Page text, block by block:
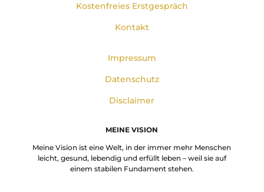
Kostenfreies Erstgespräch
Kontakt
Impressum
Datenschutz
Disclaimer
MEINE VISION
Meine Vision ist eine Welt, in der immer mehr Menschen
leicht, gesund, lebendig und erfüllt leben – weil sie auf
einem stabilen Fundament stehen.